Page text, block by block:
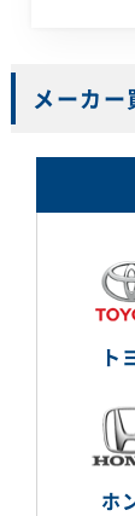
メーカー
ト
ホ